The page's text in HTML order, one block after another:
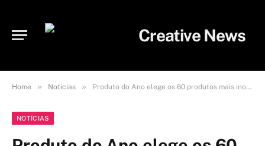
Home » Notícias » Produto do Ano elege os 60 produtos mais inovadores de 2024
NOTÍCIAS